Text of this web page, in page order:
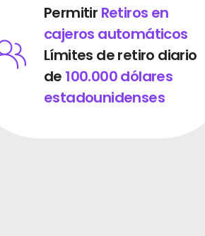
Español (España)
Permitir Retiros en
cajeros automáticos
Límites de retiro diario
de 100.000 dólares
estadounidenses